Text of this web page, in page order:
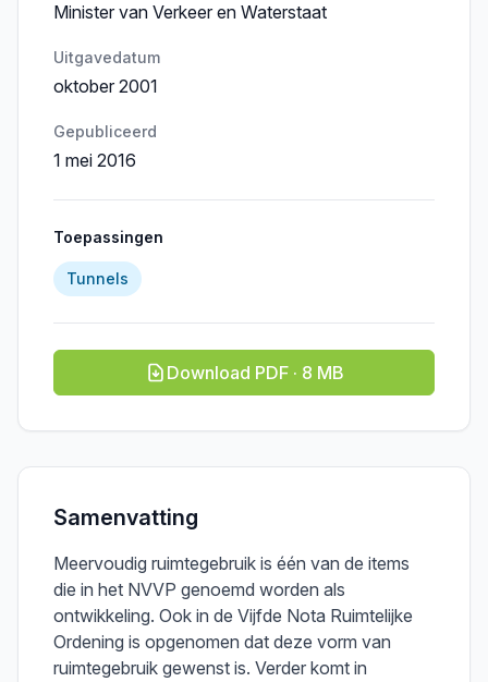
Minister van Verkeer en Waterstaat
Uitgavedatum
oktober 2001
Gepubliceerd
1 mei 2016
Toepassingen
Tunnels
Download PDF · 8 MB
Samenvatting
Meervoudig ruimtegebruik is één van de items
die in het NVVP genoemd worden als
ontwikkeling. Ook in de Vijfde Nota Ruimtelijke
Ordening is opgenomen dat deze vorm van
ruimtegebruik gewenst is. Verder komt in